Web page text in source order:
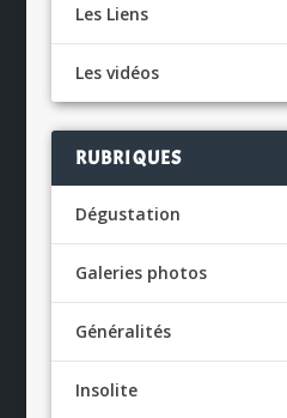
Les Liens
Les vidéos
RUBRIQUES
Dégustation
Galeries photos
Généralités
Insolite